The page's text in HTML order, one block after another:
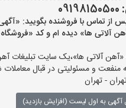
09198150500
از تماس با فروشنده بگویید:
آلاتی ها»،یک سایت تبلیغات
منفعت و مسئولیتی در قبال معاملات
- تهران
آگهی به اول لیست (افزایش بازدید)